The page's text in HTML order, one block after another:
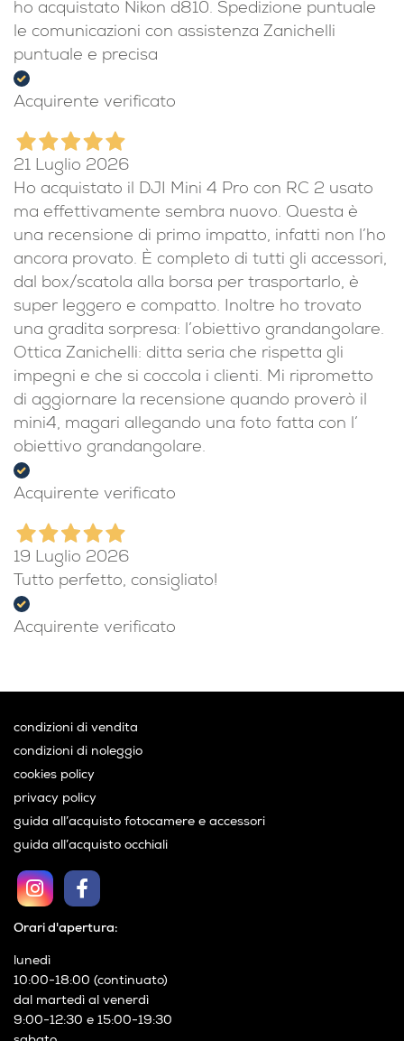
ho acquistato Nikon d810. Spedizione puntuale
le comunicazioni con assistenza Zanichelli
puntuale e precisa
Acquirente verificato
21 Luglio 2026
Ho acquistato il DJI Mini 4 Pro con RC 2 usato
ma effettivamente sembra nuovo. Questa è
una recensione di primo impatto, infatti non l’ho
ancora provato. È completo di tutti gli accessori,
dal box/scatola alla borsa per trasportarlo, è
super leggero e compatto. Inoltre ho trovato
una gradita sorpresa: l’obiettivo grandangolare.
Ottica Zanichelli: ditta seria che rispetta gli
impegni e che si coccola i clienti. Mi riprometto
di aggiornare la recensione quando proverò il
mini4, magari allegando una foto fatta con l’
obiettivo grandangolare.
Acquirente verificato
19 Luglio 2026
Tutto perfetto, consigliato!
Acquirente verificato
Orari d'apertura:
lunedì
10:00-18:00 (continuato)
dal martedì al venerdì
9:00-12:30 e 15:00-19:30
condizioni di vendita
condizioni di noleggio
cookies policy
privacy policy
guida all’acquisto fotocamere e accessori
guida all’acquisto occhiali